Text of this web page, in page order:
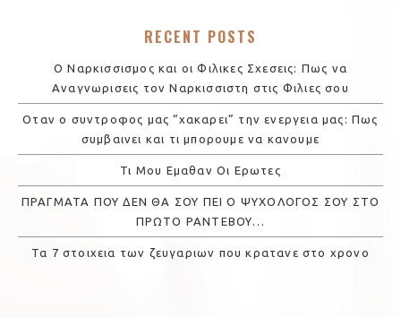
RECENT POSTS
Ο Ναρκισσισμος και οι Φιλικες Σχεσεις: Πως να
Αναγνωρισεις τον Ναρκισσιστη στις Φιλιες σου
Οταν ο συντροφος μας “χακαρει” την ενεργεια μας: Πως
συμβαινει και τι μπορουμε να κανουμε
Τι Μου Εμαθαν Οι Ερωτες
ΠΡΑΓΜΑΤΑ ΠΟΥ ΔΕΝ ΘΑ ΣΟΥ ΠΕΙ Ο ΨΥΧΟΛΟΓΟΣ ΣΟΥ ΣΤΟ
ΠΡΩΤΟ ΡΑΝΤΕΒΟΥ…
Τα 7 στοιχεια των ζευγαριων που κρατανε στο χρονο